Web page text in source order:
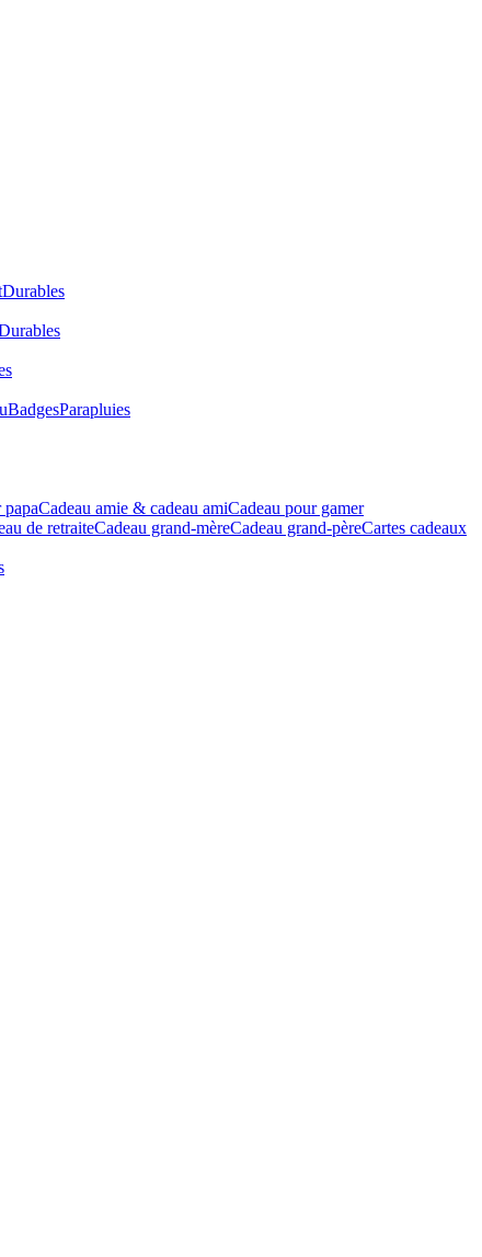
Durables
BadgesParapluies
Cadeau amie & cadeau amiCadeau pour gamer
de retraiteCadeau grand-mèreCadeau grand-pèreCartes cadeaux